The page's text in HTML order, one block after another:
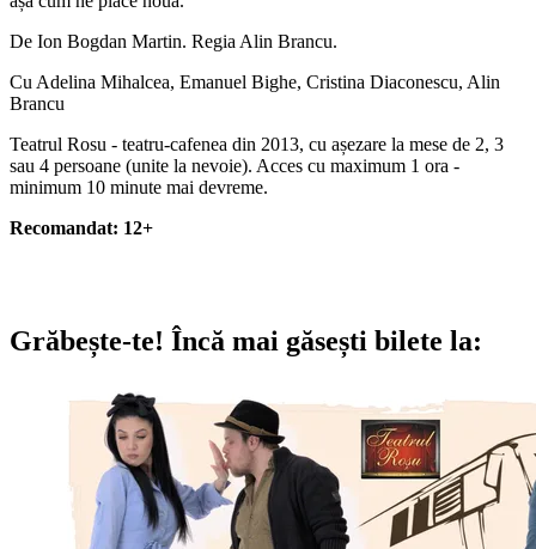
De Ion Bogdan Martin. Regia Alin Brancu.
Cu Adelina Mihalcea, Emanuel Bighe, Cristina Diaconescu, Alin
Brancu
Teatrul Rosu - teatru-cafenea din 2013, cu așezare la mese de 2, 3
sau 4 persoane (unite la nevoie). Acces cu maximum 1 ora -
minimum 10 minute mai devreme.
Recomandat: 12+
Grăbește-te! Încă mai găsești bilete la: